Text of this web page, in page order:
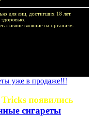
для лиц, достигших 18 лет.
влияние на организм.
появились
сигареты